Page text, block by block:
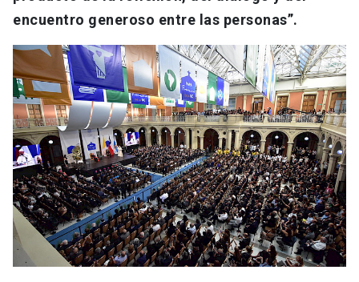
encuentro generoso entre las personas”.